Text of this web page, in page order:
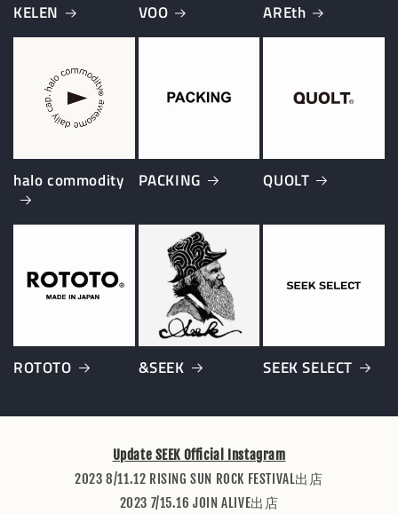
KELEN VOO AREth
halo commodity PACKING QUOLT
ROTOTO &SEEK SEEK SELECT
Update SEEK Official Instagram
2023 8/11.12 RISING SUN ROCK FESTIVAL出店
2023 7/15.16 JOIN ALIVE出店